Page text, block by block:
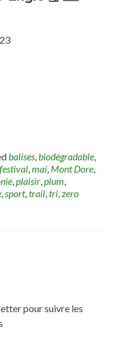
balises,biodégradable,
festival,mai, Mont Dore,
,plaisir,plum,
,sport,trail,tri,zero
pour suivre les